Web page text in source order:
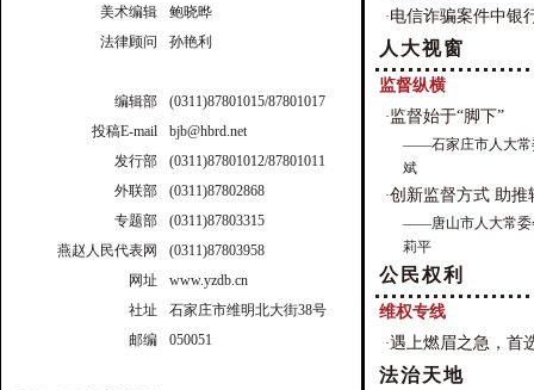
美术编辑
鲍晓晔
法律顾问
孙艳利
编辑部
(0311)87801015/87801017
投稿E-mail
bjb@hbrd.net
发行部
(0311)87801012/87801011
外联部
(0311)87802868
专题部
(0311)87803315
燕赵人民代表网
(0311)87803958
网址
www.yzdb.cn
社址
石家庄市维明北大街38号
邮编
050051
·电信诈骗案件中银
人大视窗
监督纵横
·监督始于“脚下”
——石家庄市人大常
斌
·创新监督方式 助推
——唐山市人大常委
莉平
公民权利
维权专线
·遇上燃眉之急，首
法治天地